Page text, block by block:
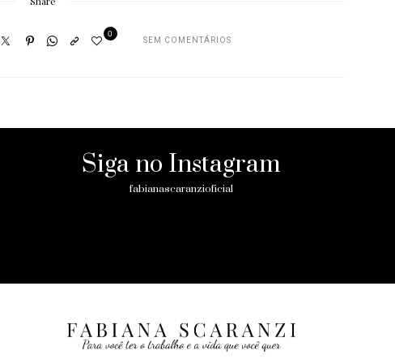
0
SEM COMENTÁRIOS
Siga no Instagram
fabianascaranzioficial